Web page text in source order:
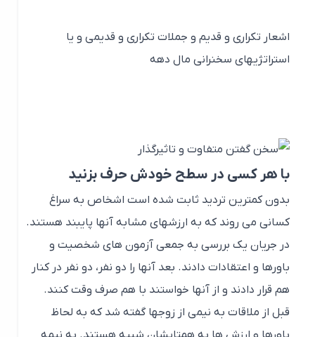
اشعار تکراری و قدیم و جملات تکراری و قدیمی و یا
استراتژیهای سخنرانی مال دهه
با هر کسی در سطح خودش حرف بزنید
بدون کمترین تردید ثابت شده است اشخاص به سراغ
کسانی می روند که به ارزشهای مشابه آنها پایبند هستند.
در جریان یک بررسی به جمعی آزمون های شخصیت و
باورها و اعتقادات دادند. بعد آنها را دو نفر، دو نفر در کنار
هم قرار دادند و از آنها خواستند با هم صرف وقت کنند.
قبل از ملاقات به نیمی از زوجها گفته شد که به لحاظ